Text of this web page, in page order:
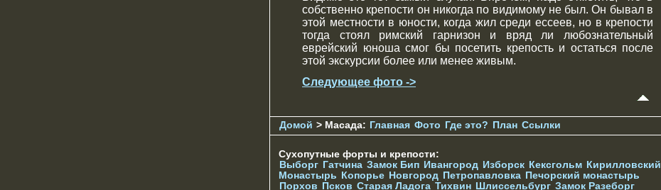
собственно крепости он никогда по видимому не был. Он бывал в
этой местности в юности, когда жил среди ессеев, но в крепости
тогда стоял римский гарнизон и вряд ли любознательный
еврейский юноша смог бы посетить крепость и остаться после
этой экскурсии более или менее живым.
Следующее фото ->
Домой > Масада: Главная Фото Где это? План Ссылки
Сухопутные форты и крепости:
Выборг Гатчина Замок Бип Ивангород Изборск Кексгольм Кирилловский
Монастырь
Копорье Новгород Петропавловка Печорcкий монастырь
Порхов
Псков Старая Ладога Тихвин Шлиссельбург Замок Разеборг